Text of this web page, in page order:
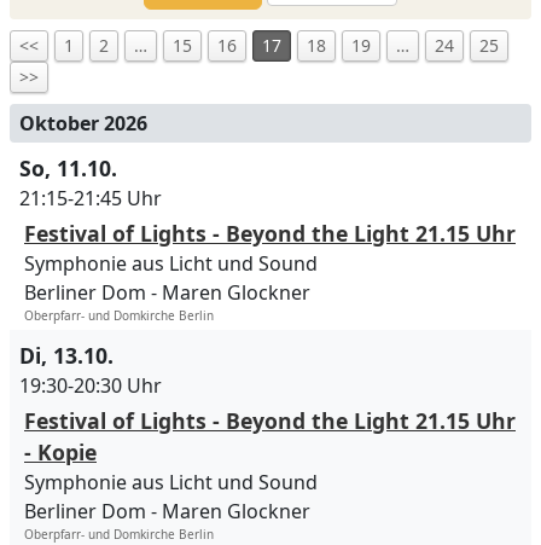
<< 1 2 … 15 16 17 18 19 … 24
25
>>
Oktober 2026
So, 11.10.
21:15-21:45 Uhr
Festival of Lights - Beyond the Light 21.15 Uhr
Symphonie aus Licht und Sound
Berliner Dom
Maren Glockner
Oberpfarr- und Domkirche Berlin
Di, 13.10.
19:30-20:30 Uhr
Festival of Lights - Beyond the Light 21.15 Uhr
- Kopie
Symphonie aus Licht und Sound
Berliner Dom
Maren Glockner
Oberpfarr- und Domkirche Berlin